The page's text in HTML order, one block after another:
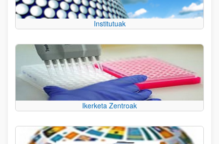
Institutuak
Ikerketa Zentroak